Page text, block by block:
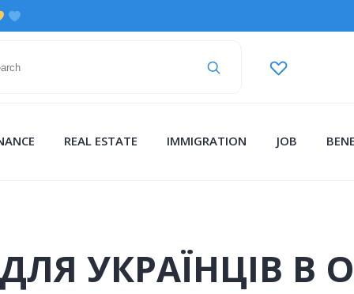
REAL ESTATE IMMIGRATION JOB
УКРАЇНЦІВ В